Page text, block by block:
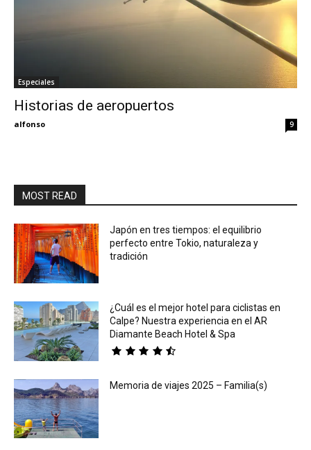
Especiales
Historias de aeropuertos
alfonso 9
MOST READ
Japón en tres tiempos: el equilibrio
perfecto entre Tokio, naturaleza y
tradición
¿Cuál es el mejor hotel para ciclistas en
Calpe? Nuestra experiencia en el AR
Diamante Beach Hotel & Spa
Memoria de viajes 2025 – Familia(s)